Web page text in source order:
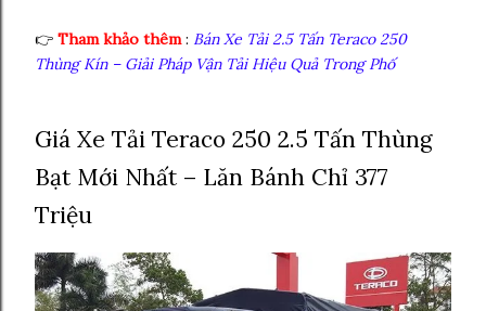
👉 Tham khảo thêm : Bán Xe Tải 2.5 Tấn Teraco 250
Thùng Kín – Giải Pháp Vận Tải Hiệu Quả Trong Phố
Giá Xe Tải Teraco 250 2.5 Tấn Thùng
Bạt Mới Nhất – Lăn Bánh Chỉ 377
Triệu